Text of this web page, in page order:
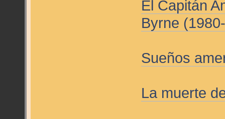
El Capitán
Byrne
Sueños
La muerte